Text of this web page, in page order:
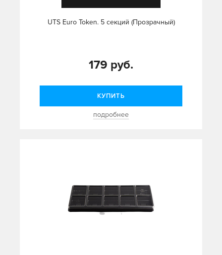
UTS Euro Token. 5 секций (Прозрачный)
179 руб.
КУПИТЬ
подробнее